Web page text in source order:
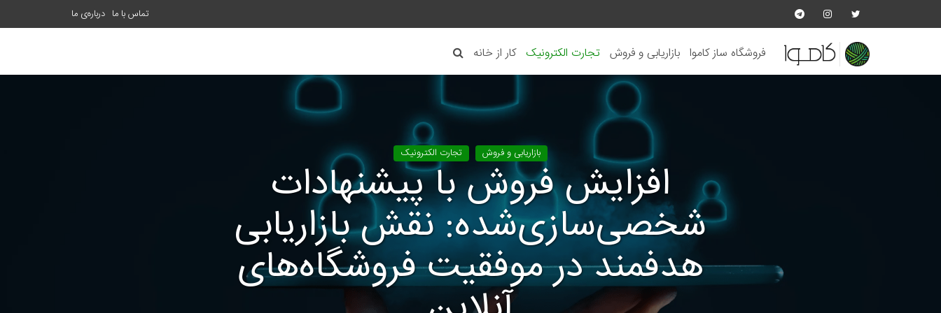
تماس با ما درباره‌ی ما
فروشگاه ساز کاموا بازاریابی و فروش تجارت الکترونیک کار از خانه
بازاریابی و فروش تجارت الکترونیک
افزایش فروش با پیشنهادات
شخصی‌سازی‌شده: نقش بازاریابی
هدفمند در موفقیت فروشگاه‌های